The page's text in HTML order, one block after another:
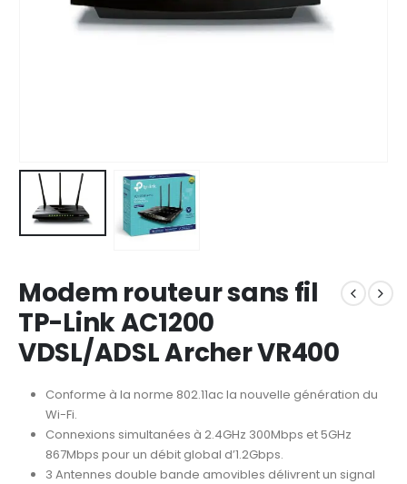
Modem routeur sans fil
TP-Link AC1200
VDSL/ADSL Archer VR400
Conforme à la norme 802.11ac la nouvelle génération du
Wi-Fi.
Connexions simultanées à 2.4GHz 300Mbps et 5GHz
867Mbps pour un débit global d’1.2Gbps.
3 Antennes double bande amovibles délivrent un signal